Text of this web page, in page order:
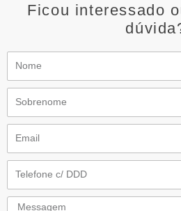
Ficou interessado
Messagem